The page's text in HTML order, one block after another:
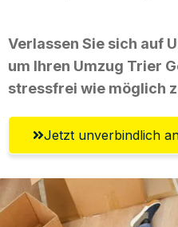
Verlassen Sie sich auf
um Ihren Umzug Trier
stressfrei wie möglich
Jetzt unverbindlich